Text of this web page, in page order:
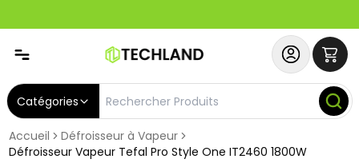
Catégories
Accueil
Défroisseur à Vapeur
Défroisseur Vapeur Tefal Pro Style One IT2460 1800W